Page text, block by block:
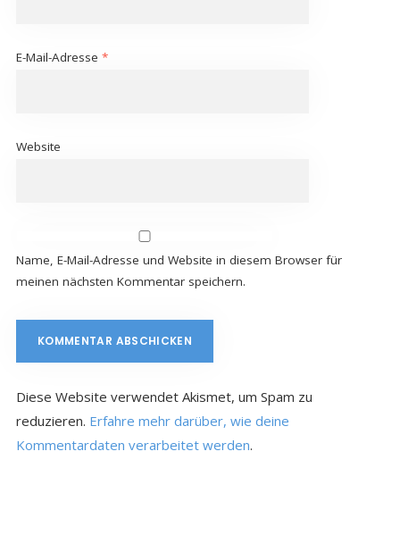
E-Mail-Adresse *
Website
Name, E-Mail-Adresse und Website in diesem Browser für
meinen nächsten Kommentar speichern.
Diese Website verwendet Akismet, um Spam zu
reduzieren. Erfahre mehr darüber, wie deine
Kommentardaten verarbeitet werden.